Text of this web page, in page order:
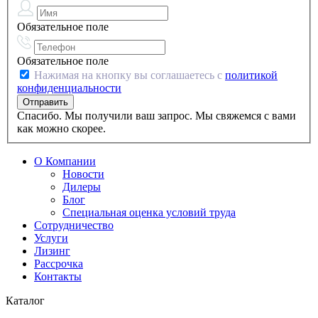
Обязательное поле
Обязательное поле
Нажимая на кнопку вы соглашаетесь с политикой
конфиденциальности
Спасибо. Мы получили ваш запрос. Мы свяжемся с вами
как можно скорее.
О Компании
Новости
Дилеры
Блог
Специальная оценка условий труда
Сотрудничество
Услуги
Лизинг
Рассрочка
Контакты
Каталог